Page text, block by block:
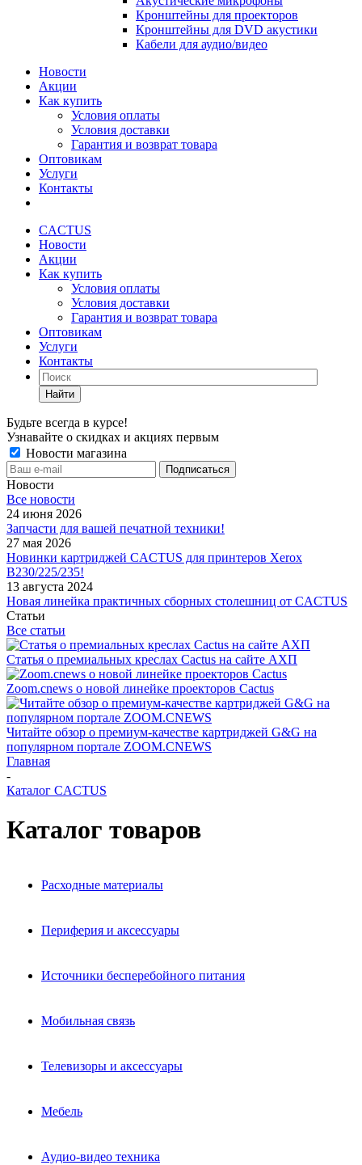
Кронштейны для проекторов
Кронштейны для DVD акустики
Кабели для аудио/видео
Новости
Акции
Как купить
Условия оплаты
Условия доставки
Гарантия и возврат товара
Оптовикам
Услуги
Контакты
CACTUS
Новости
Акции
Как купить
Условия оплаты
Условия доставки
Гарантия и возврат товара
Оптовикам
Услуги
Контакты
Найти
Будьте всегда в курсе!
Узнавайте о скидках и акциях первым
Новости магазина
Новости
Все новости
24 июня 2026
Запчасти для вашей печатной техники!
27 мая 2026
Новинки картриджей CACTUS для принтеров Xerox
B230/225/235!
13 августа 2024
Новая линейка практичных сборных столешниц от CACTUS
Статьи
Все статьи
Статья о премиальных креслах Cactus на сайте АХП
Zoom.cnews о новой линейке проекторов Cactus
Читайте обзор о премиум-качестве картриджей G&G на
популярном портале ZOOM.CNEWS
Главная
-
Каталог CACTUS
Каталог товаров
Расходные материалы
Периферия и аксессуары
Источники бесперебойного питания
Мобильная связь
Телевизоры и аксессуары
Мебель
Аудио-видео техника